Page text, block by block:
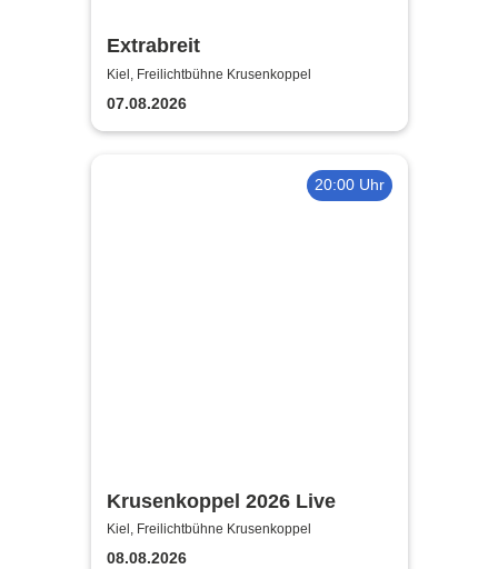
Extrabreit
Kiel, Freilichtbühne Krusenkoppel
07.08.2026
20:00 Uhr
Krusenkoppel 2026 Live
Kiel, Freilichtbühne Krusenkoppel
08.08.2026